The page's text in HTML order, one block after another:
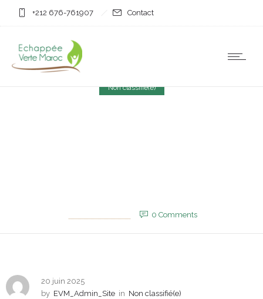
+212 676-761907 Contact
Non classifié(e)
0 Comments
20 juin 2025
by EVM_Admin_Site in Non classifié(e)